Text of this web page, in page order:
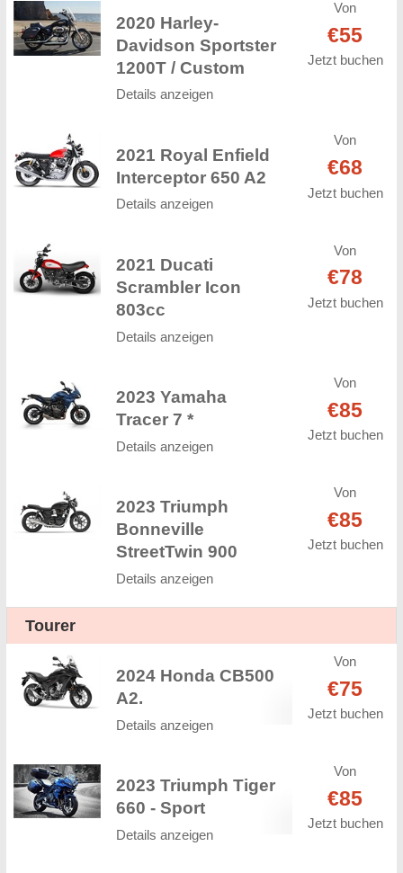
2020 Harley-
Davidson Sportster
1200T / Custom
Details anzeigen
Von
€55
Jetzt buchen
2021 Royal Enfield
Interceptor 650 A2
Details anzeigen
Von
€68
Jetzt buchen
2021 Ducati
Scrambler Icon
803cc
Details anzeigen
Von
€78
Jetzt buchen
2023 Yamaha
Tracer 7 *
Details anzeigen
Von
€85
Jetzt buchen
2023 Triumph
Bonneville
StreetTwin 900
Details anzeigen
Von
€85
Jetzt buchen
Tourer
2024 Honda CB500
A2.
Details anzeigen
Von
€75
Jetzt buchen
2023 Triumph Tiger
660 - Sport
Details anzeigen
Von
€85
Jetzt buchen